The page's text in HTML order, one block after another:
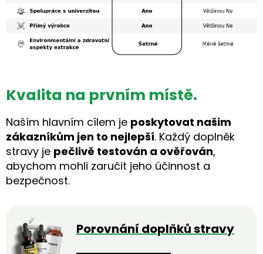
Kvalita na prvním místě.
Naším hlavním cílem je poskytovat našim
zákazníkům jen to nejlepší. Každý doplněk
stravy je pečlivě testován a ověřován,
abychom mohli zaručit jeho účinnost a
bezpečnost.
Porovnání doplňků stravy